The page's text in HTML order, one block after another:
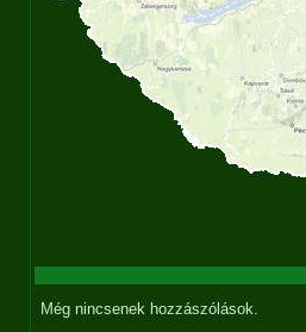
Még nincsenek hozzászólások.